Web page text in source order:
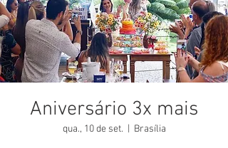
Aniversário 3x mais
qua., 10 de set. Brasília